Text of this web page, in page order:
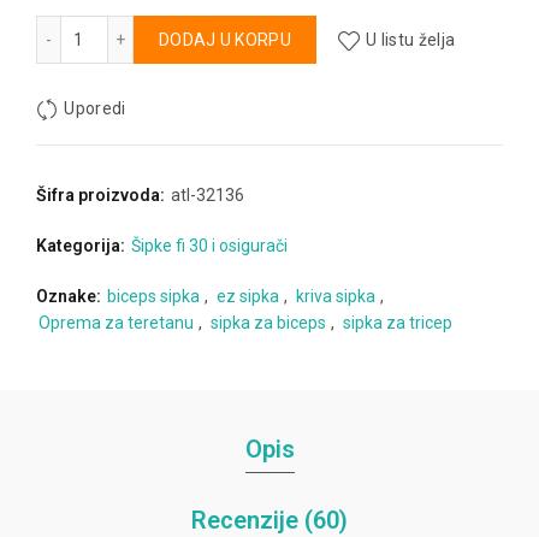
bila:
4.200 rsd.
3.600 rsd.
EZ šipka sa navojem količina
DODAJ U KORPU
Alternative:
U listu želja
Uporedi
Šifra proizvoda: atl-32136
Kategorija: Šipke fi 30 i osigurači
Oznake: biceps sipka , ez sipka , kriva sipka ,
Oprema za teretanu , sipka za biceps , sipka za tricep
Opis
Recenzije (60)